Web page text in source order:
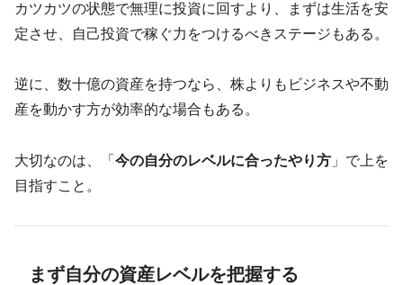
カツカツの状態で無理に投資に回すより、まずは生活を安
定させ、自己投資で稼ぐ力をつけるべきステージもある。
逆に、数十億の資産を持つなら、株よりもビジネスや不動
産を動かす方が効率的な場合もある。
大切なのは、「 今の自分のレベルに合ったやり方 」で上を
目指すこと。
まず自分の資産レベルを把握する